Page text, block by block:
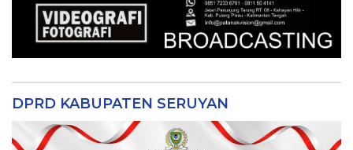
DPRD KABUPATEN SERUYAN